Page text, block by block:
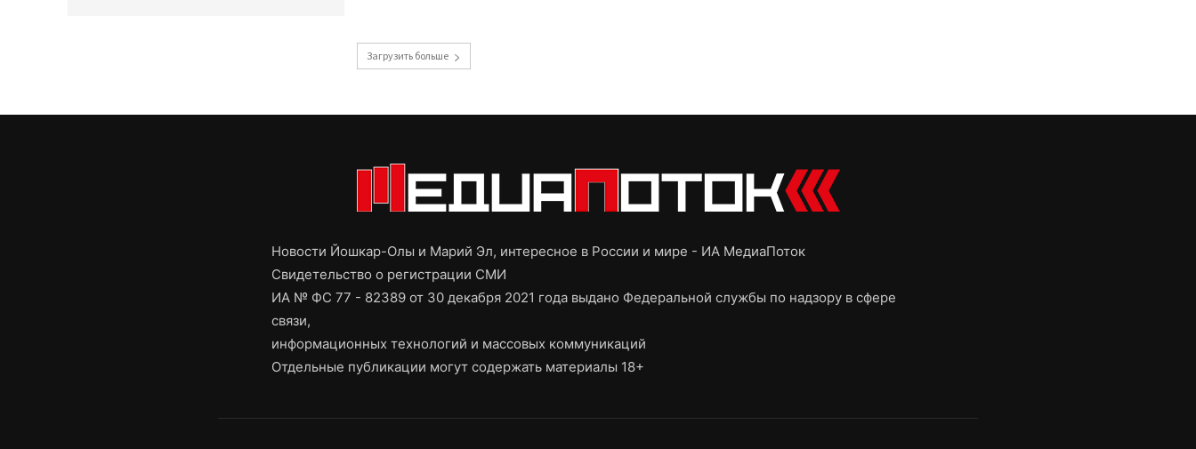
Загрузить больше
Новости Йошкар-Олы и Марий Эл, интересное в России и мире - ИА МедиаПоток
Свидетельство о регистрации СМИ
ИА № ФС 77 - 82389 от 30 декабря 2021 года выдано Федеральной службы по надзору в сфере
связи,
информационных технологий и массовых коммуникаций
Отдельные публикации могут содержать материалы 18+